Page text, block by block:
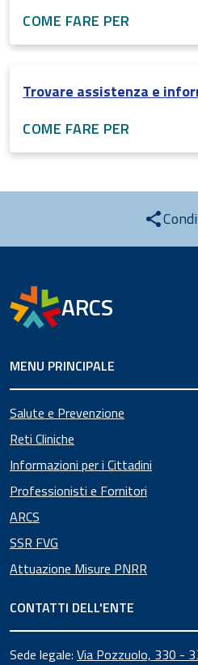
COME FARE PER
Trovare assistenza e
COME FARE PER
ARCS
MENU PRINCIPALE
Salute e Prevenzione
Reti Cliniche
Informazioni per i Cittadini
Professionisti e Fornitori
ARCS
SSR FVG
Attuazione Misure PNRR
CONTATTI DELL'ENTE
Sede legale: Via Pozzuolo, 330 -